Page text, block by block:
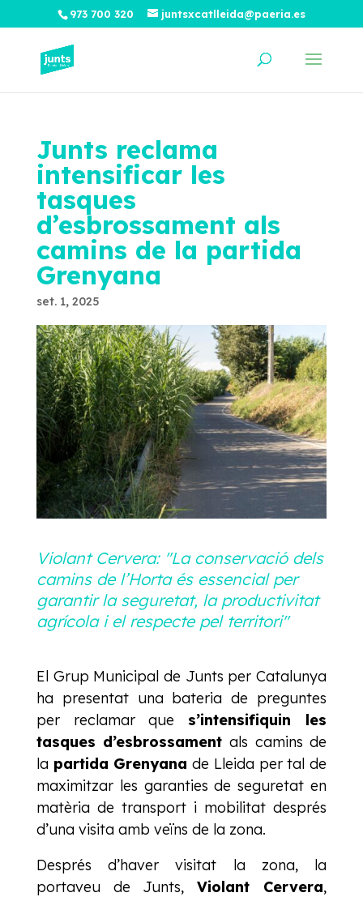
973 700 320 juntsxcatlleida@paeria.es
Junts reclama
intensificar les
tasques
d’esbrossament als
camins de la partida
Grenyana
set. 1, 2025
Violant Cervera: "La conservació dels
camins de l’Horta és essencial per
garantir la seguretat, la productivitat
agrícola i el respecte pel territori"
El Grup Municipal de Junts per Catalunya
ha presentat una bateria de preguntes
per reclamar que s’intensifiquin les
tasques d’esbrossament als camins de
la partida Grenyana de Lleida per tal de
maximitzar les garanties de seguretat en
matèria de transport i mobilitat després
d’una visita amb veïns de la zona.
Després d’haver visitat la zona, la
portaveu de Junts,Violant Cervera,